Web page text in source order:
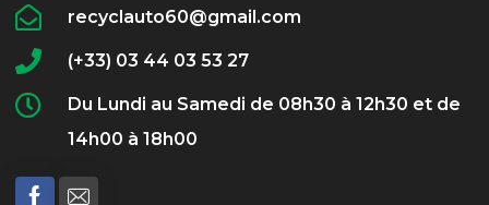
recyclauto60@gmail.com
(+33) 03 44 03 53 27
Du Lundi au Samedi de 08h30 à 12h30 et de
14h00 à 18h00